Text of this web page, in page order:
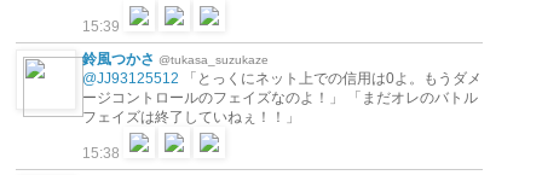
15:39
鈴風つかさ @tukasa_suzukaze
@JJ93125512 「とっくにネット上での信用は0よ。もうダメ
ージコントロールのフェイズなのよ！」 「まだオレのバトル
フェイズは終了していねぇ！！」
15:38